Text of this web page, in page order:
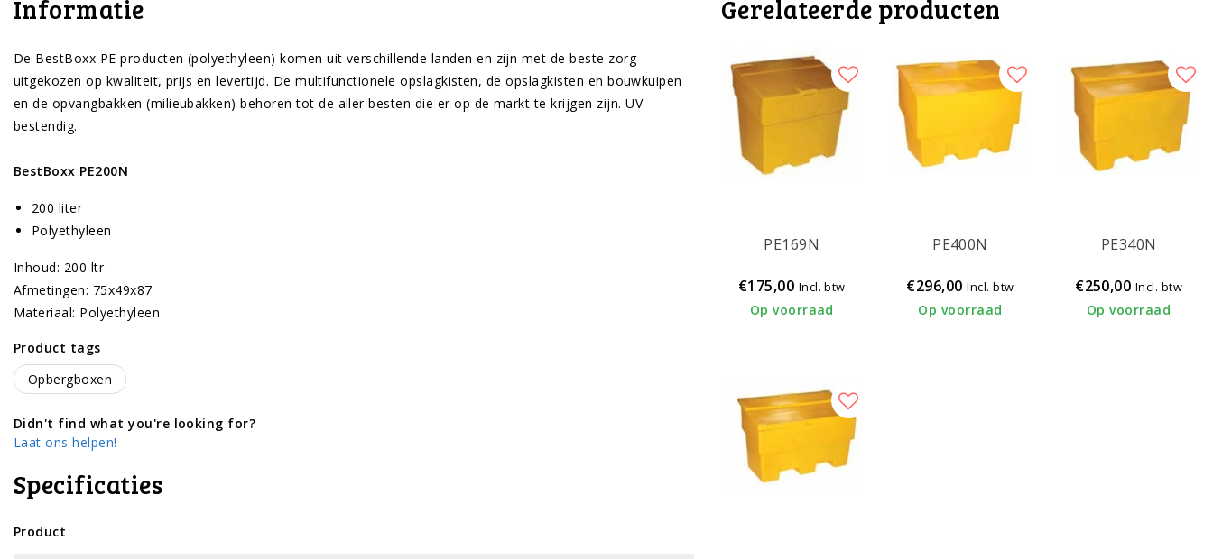
Informatie
De BestBoxx PE producten (polyethyleen) komen uit verschillende landen en zijn met de beste zorg
uitgekozen op kwaliteit, prijs en levertijd. De multifunctionele opslagkisten, de opslagkisten en bouwkuipen
en de opvangbakken (milieubakken) behoren tot de aller besten die er op de markt te krijgen zijn. UV-
bestendig.
BestBoxx PE200N
200 liter
Polyethyleen
Inhoud: 200 ltr
Afmetingen: 75x49x87
Materiaal: Polyethyleen
Product tags
Opbergboxen
Didn't find what you're looking for?
Laat ons helpen!
Specificaties
Product
Gerelateerde producten
PE169N
€175,00 Incl. btw
Op voorraad
PE400N
€296,00 Incl. btw
Op voorraad
PE340N
€250,00 Incl. btw
Op voorraad